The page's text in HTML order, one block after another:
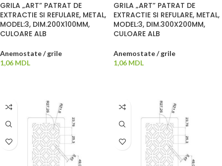
GRILA „ART” PATRAT DE
EXTRACTIE SI REFULARE, METAL,
MODEL:3, DIM.200X100MM,
CULOARE ALB
Anemostate / grile
1,06 MDL
GRILA „ART” PATRAT DE
EXTRACTIE SI REFULARE, METAL,
MODEL:3, DIM.300X200MM,
CULOARE ALB
Anemostate / grile
1,06 MDL